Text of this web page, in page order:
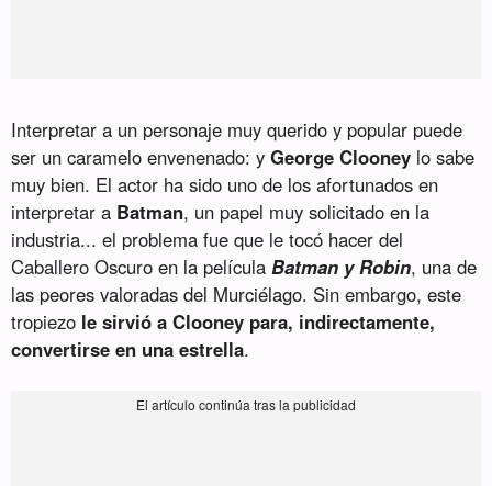
Interpretar a un personaje muy querido y popular puede
ser un caramelo envenenado: yGeorge Clooney lo sabe
muy bien. El actor ha sido uno de los afortunados en
interpretar a Batman, un papel muy solicitado en la
industria... el problema fue que le tocó hacer del
Caballero Oscuro en la película Batman y Robin, una de
las peores valoradas del Murciélago. Sin embargo, este
tropiezo le sirvió a Clooney para, indirectamente,
convertirse en una estrella.